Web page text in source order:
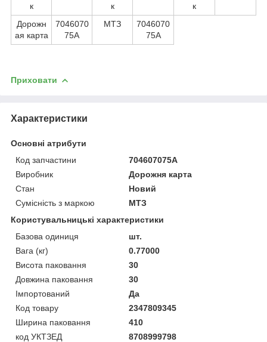
к
к
к
Дорожн
ая карта
7046070
75А
МТЗ
7046070
75А
Приховати
Характеристики
Основні атрибути
Код запчастини
704607075А
Виробник
Дорожня карта
Стан
Новий
Сумісність з маркою
МТЗ
Користувальницькі характеристики
Базова одиниця
шт.
Вага (кг)
0.77000
Висота паковання
30
Довжина паковання
30
Імпортований
Да
Код товару
2347809345
Ширина паковання
410
код УКТЗЕД
8708999798